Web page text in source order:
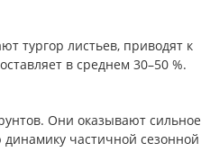
тургор листьев, приводят к
в среднем 30–50 %.
Они оказывают сильное
частичной сезонной